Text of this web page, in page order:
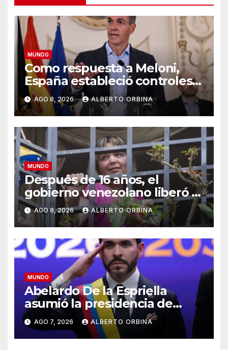
MUNDO
Como respuesta a Meloni,
España estableció controles
fronterizos a viajeros desde
Italia
AGO 8, 2026 ALBERTO ORBINA
MUNDO
Después de 16 años, el
gobierno venezolano liberó a
una jueza que estaba presa
por “corrupción espiritual”
AGO 8, 2026 ALBERTO ORBINA
MUNDO
Abelardo De la Espriella
asumió la presidencia de
Colombia y prometió
“derrotar sin tregua al
narcoterrorismo”
AGO 7, 2026 ALBERTO ORBINA